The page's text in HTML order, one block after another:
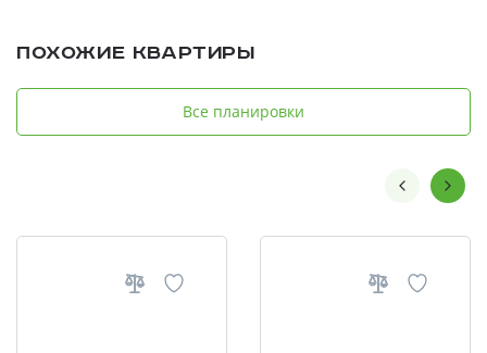
Похожие квартиры
Все планировки